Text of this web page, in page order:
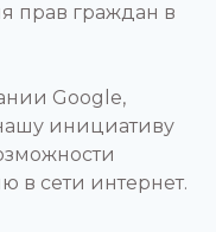
прав граждан в
Google,
инициативу
в сети интернет.